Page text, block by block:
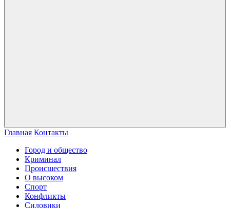
Главная Контакты
Город и общество
Криминал
Происшествия
О высоком
Спорт
Конфликты
Силовики